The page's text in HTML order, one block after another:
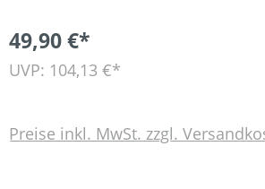
49,90 €*
UVP: 104,13 €*
Preise inkl. MwSt. zzgl.